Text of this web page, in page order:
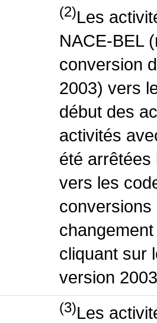
(2)Les
NACE-BEL
conversion
2003) vers
début des
activités
été arrêtées
vers les
conversions
cliquant sur
version
(3)Les